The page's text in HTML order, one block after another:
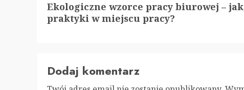
wpis:
Ekologiczne wzorce pracy biurowej –
praktyki w miejscu pracy?
Dodaj komentarz